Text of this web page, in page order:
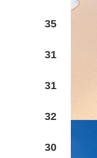
35
31
31
32
30